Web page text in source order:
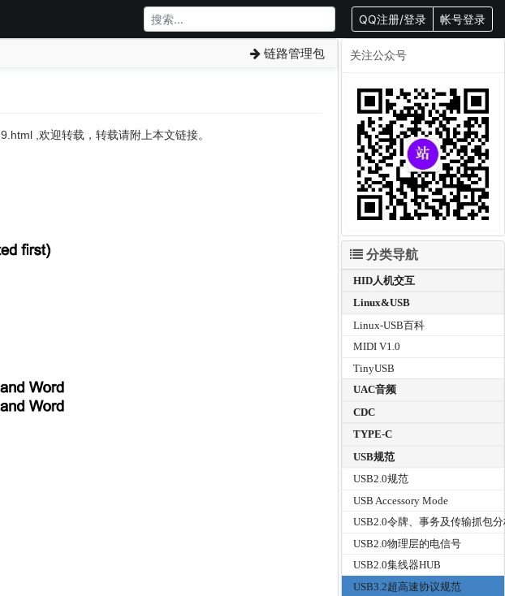
QQ注册/登录 帐号登录
链路管理包
,欢迎转载，转载请附上本文链接。
关注公众号
分类导航
HID人机交互
Linux&USB
Linux-USB百科
MIDI V1.0
TinyUSB
UAC音频
CDC
TYPE-C
USB规范
USB2.0规范
USB Accessory Mode
USB2.0令牌、事务及传输抓包
USB2.0物理层的电信号
USB2.0集线器HUB
USB3.2超高速协议规范